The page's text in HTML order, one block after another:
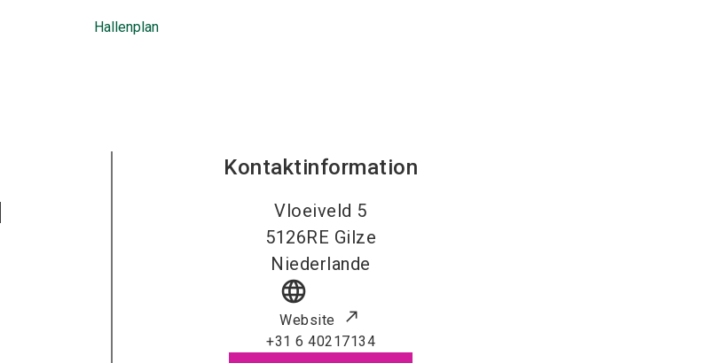
Hallenplan
Kontaktinformation
Vloeiveld 5
5126RE Gilze
Niederlande
language
Website
+31 6 40217134